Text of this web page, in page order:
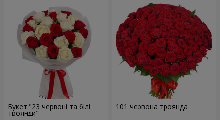
Букет "23 червоні та білі
троянди"
101 червона троянда